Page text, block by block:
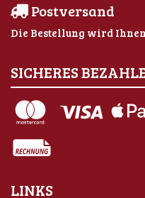
Postversand
Die Bestellung wird Ihnen
SICHERES
LINKS